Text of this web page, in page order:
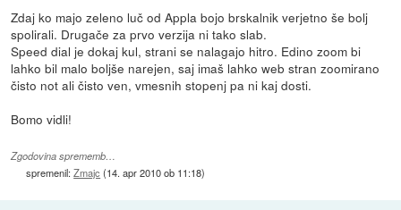
Zdaj ko majo zeleno luč od Appla bojo brskalnik verjetno še bolj
spolirali. Drugače za prvo verzija ni tako slab.
Speed dial je dokaj kul, strani se nalagajo hitro. Edino zoom bi
lahko bil malo boljše narejen, saj imaš lahko web stran zoomirano
čisto not ali čisto ven, vmesnih stopenj pa ni kaj dosti.
Bomo vidli!
Zgodovina sprememb…
spremenil:Zmajc (14. apr 2010 ob 11:18)